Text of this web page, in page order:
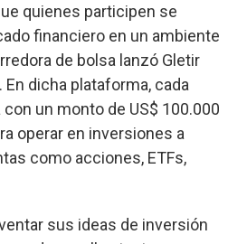
quienes participen se
financiero en un ambiente
de bolsa lanzó Gletir
En dicha plataforma, cada
un monto de US$ 100.000
operar en inversiones a
como acciones, ETFs,
sus ideas de inversión